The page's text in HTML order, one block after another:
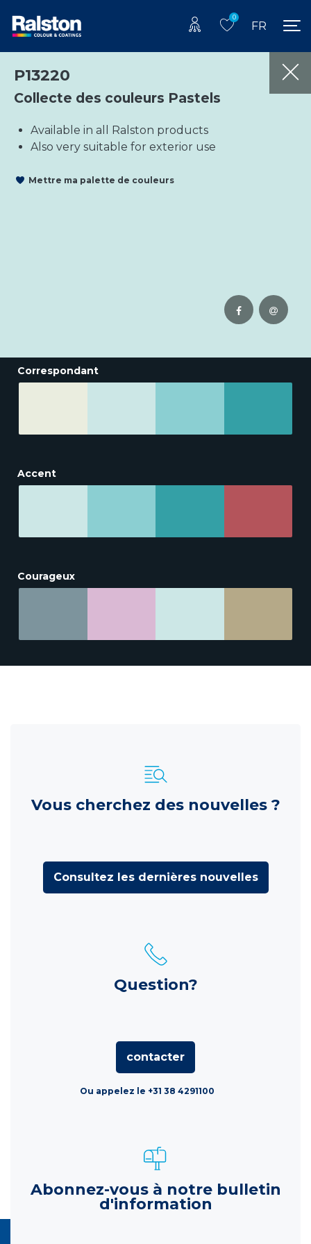
0
FR
P13220
Collecte des couleurs Pastels
Available in all Ralston products
Also very suitable for exterior use
Mettre ma palette de couleurs
Correspondant
Accent
Courageux
Vous cherchez des nouvelles ?
Consultez les dernières nouvelles
Question?
contacter
Ou appelez le +31 38 4291100
Abonnez-vous à notre bulletin
d'information